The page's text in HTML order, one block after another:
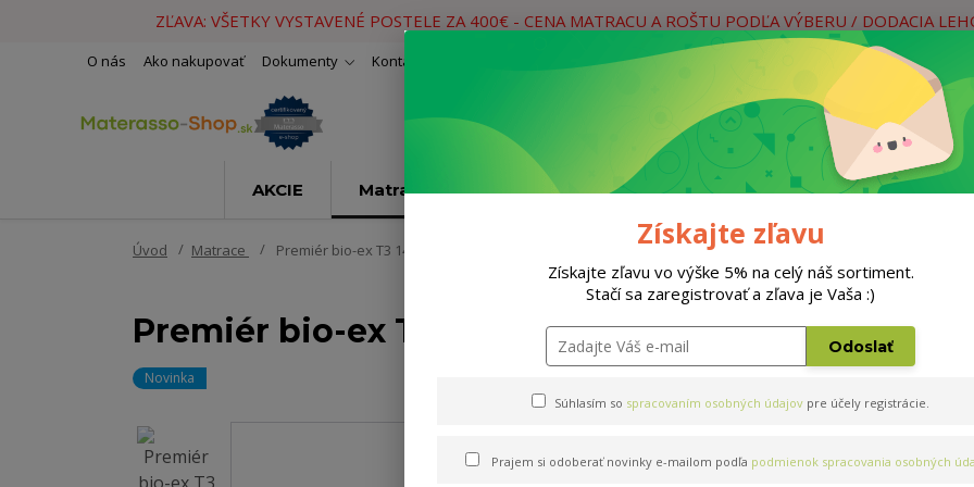
ZĽAVA: VŠETKY VYSTAVENÉ POSTELE ZA 400€ - CENA MATRACU A ROŠTU PODĽA VÝBERU / DODACIA
O nás Ako nakupovať Dokumenty Kontakty
Hľadať
Neviete si rady? Zavolajte.
AKCIE Matrace Rošty Doplnky Postele
Úvod Matrace Premiér bio-ex T3 140x200cm
Premiér bio-ex T3 140x200cm
Novinka
Získajte zľavu
Získajte zľavu vo výške 5% na celý náš sortiment.
Stačí sa zaregistrovať a zľava je Vaša :)
Odoslať
Súhlasím so spracovaním osobných údajov pre účely registrácie.
Prajem si odoberať novinky e-mailom podľa podmienok spracovania osobných